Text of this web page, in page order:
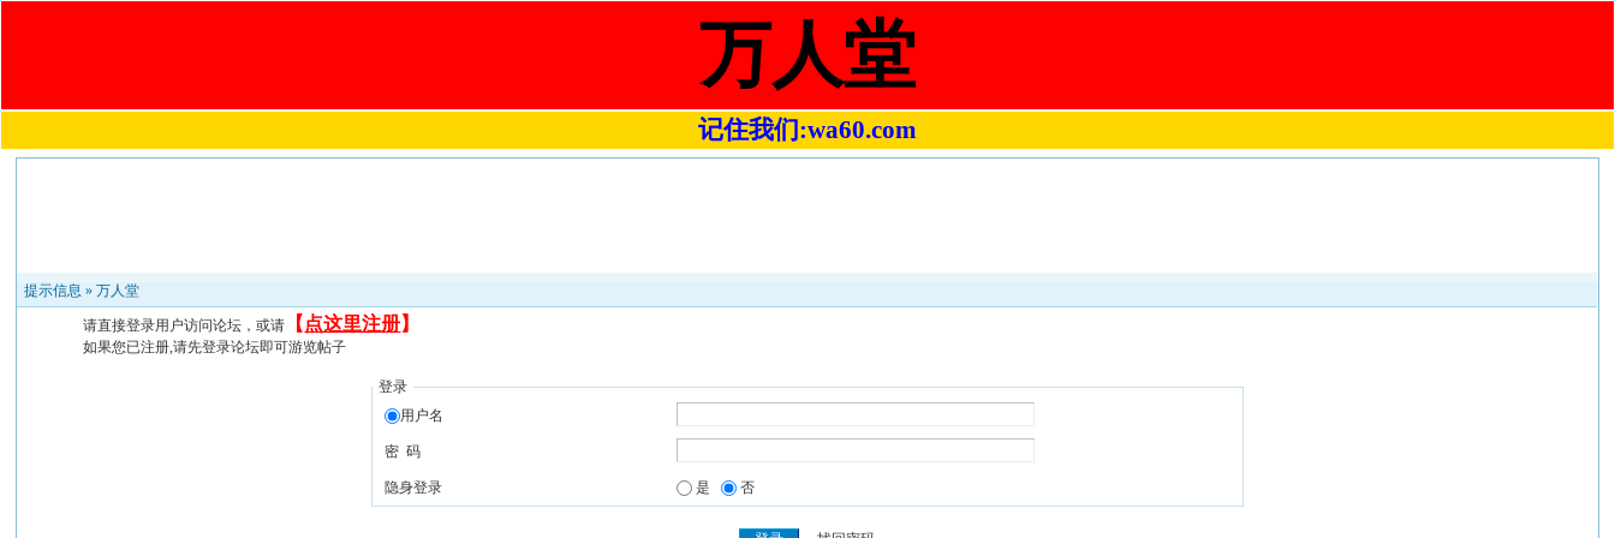
万人堂
记住我们:wa60.com
提示信息 »万人堂
请直接登录用户访问论坛，或请 【 点这里注册】
如果您已注册,请先登录论坛即可游览帖子
登录
用户名
密 码
隐身登录 是 否